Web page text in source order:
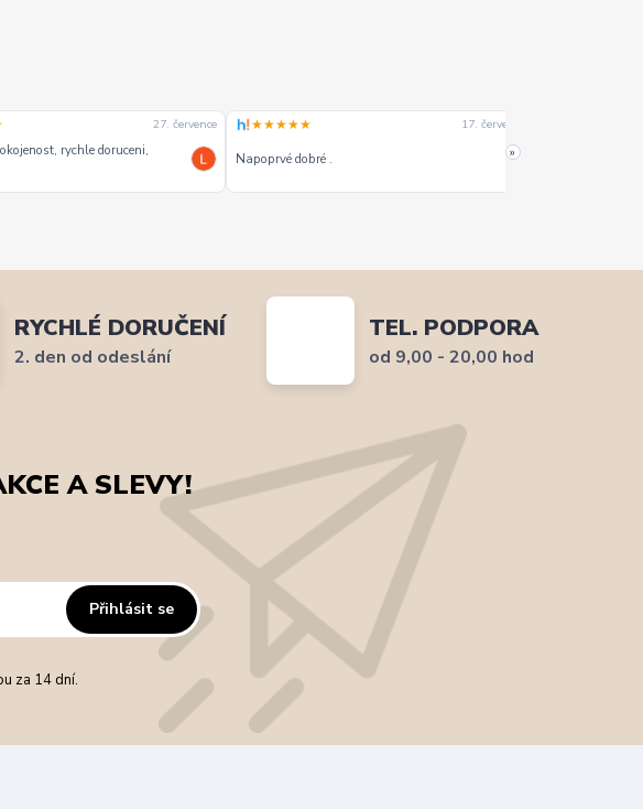
27. července
rychle doruceni,
★★★★★ 17. července
Napoprvé dobré . »
RYCHLÉ DORUČENÍ
2. den od odeslání
TEL. PODPORA
od 9,00 - 20,00 hod
A SLEVY!
Přihlásit se
za 14 dní.